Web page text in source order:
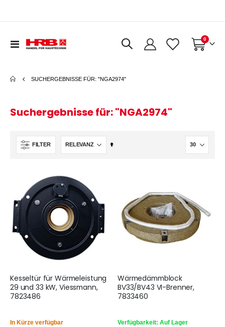
Navigation
Warenkorb
0Artikel
SUCHERGEBNISSE FÜR: "NGA2974"
Suchergebnisse für: "NGA2974"
FILTER
In
Kesseltür für Wärmeleistung
29 und 33 kW, Viessmann,
7823486
In Kürze verfügbar
Wärmedämmblock
BV33/BV43 VI-Brenner,
7833460
Verfügbarkeit: Auf Lager